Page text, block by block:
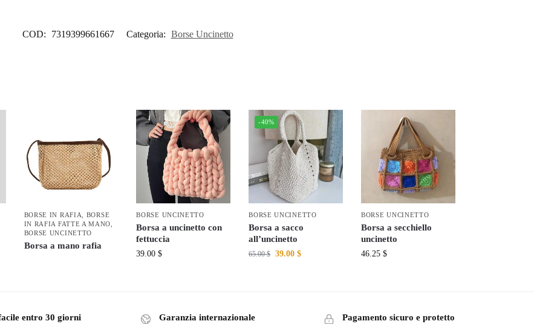
COD: 7319399661667 Categoria: Borse Uncinetto
BORSE IN RAFIA, BORSE
IN RAFIA FATTE A MANO,
BORSE UNCINETTO
Borsa a mano rafia
BORSE UNCINETTO
Borsa a uncinetto con
fettuccia
39.00$
-40%
BORSE UNCINETTO
Borsa a sacco
all’uncinetto
65.00$ 39.00$
BORSE UNCINETTO
Borsa a secchiello
uncinetto
46.25 $
entro 30 giorni Garanzia internazionale Pagamento sicuro e protetto